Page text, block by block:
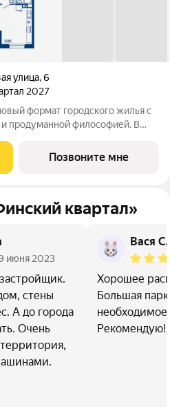
улица,6
2027
пpoдумaннoй философией. В
кирпичной клaдки, cтеклa,
Позвоните мне
квартал»
июня 2023
стены
А до города
Очень
Вася С.
Хорошее
Большая
необходимое
Рекомендую!